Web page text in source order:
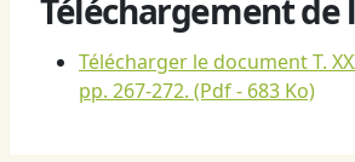
Téléchargement de
Télécharger le document T.
pp. 267-272. (Pdf - 683 Ko)